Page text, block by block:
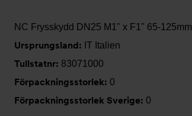
NC Frysskydd DN25 M1" x F1" 65-125mm
Ursprungsland: IT Italien
Tullstatnr: 83071000
Förpackningsstorlek: 0
Förpackningsstorlek Sverige: 0